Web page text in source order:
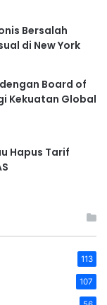
Bersalah
di New York
Board of
Kekuatan Global
Hapus Tarif
113
107